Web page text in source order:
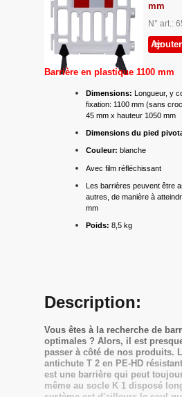
mm
N° art.:
Barrière en plastique 1100 mm
Dimensions: Longueur, y
fixation: 1100 mm (sans
45 mm x hauteur 1050 mm
Dimensions du pied
Couleur: blanche
Avec film réfléchissant
Les barrières peuvent être
autres, de manière à
mm
Poids: 8,5 kg
Description:
Vous êtes à la recherche de
optimales ? Alors, il est
passer à côté de nos produits.
antichute T 2 en PE-HD
est une barrière qui peut
même au socle K 1 disposé